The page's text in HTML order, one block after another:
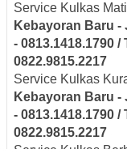
Service Kulkas Mati
Kebayoran Baru -
- 0813.1418.1790 /
0822.9815.2217
Service Kulkas
Kebayoran Baru -
- 0813.1418.1790 /
0822.9815.2217